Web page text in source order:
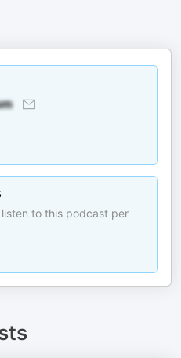
to this podcast per